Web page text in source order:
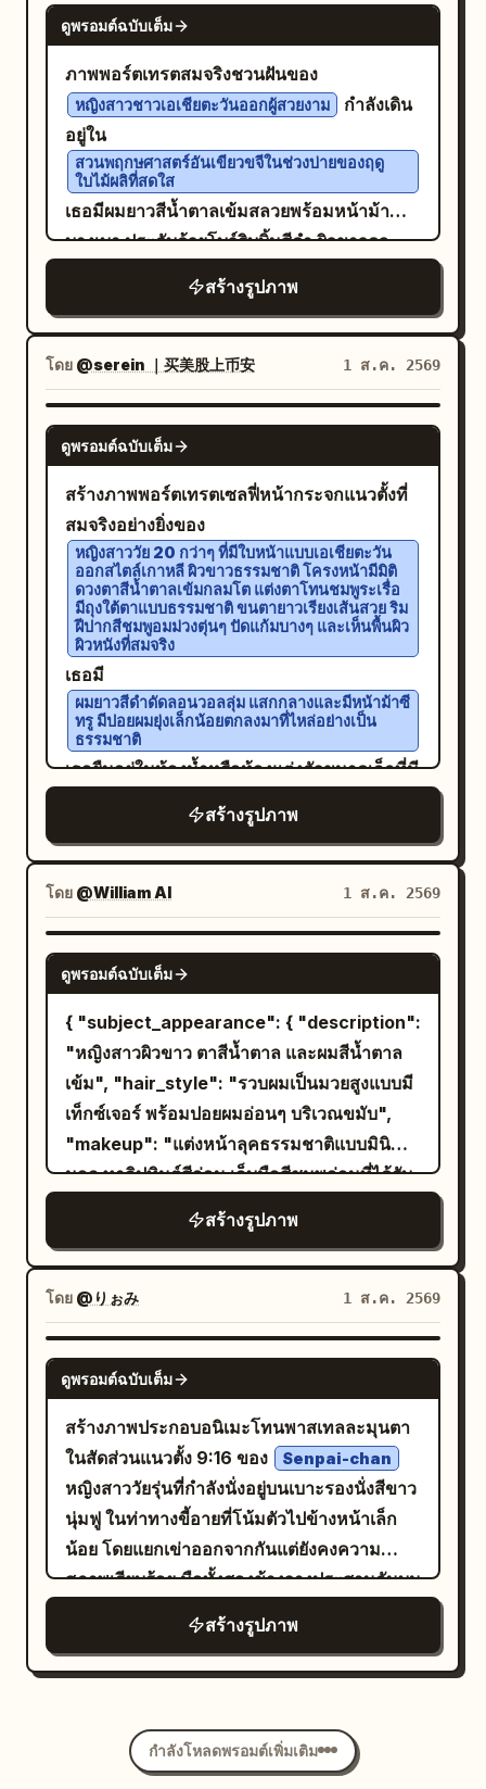
ระยะไกลจะดูนุ่มนวลขึ้น พื้นผิว/สไตล์: ภาพถ่าย
แฟชั่นรีสอร์ทแนวสมจริงความละเอียดสูง
ถ่ายทอดรายละเอียดของพื้นผิวผิวหนังที่เป็น
ธรรมชาติ เนื้อผ้าบางเบา ระบายละเอียด และ
ประกายของผิวน้ำได้อย่างแม่นยำ โทนสีสดใส
และสดชื่นโดยเน้นไปที่สีน้ำเงินสดและสีงาช้าง
นุ่มนวล คำสั่งเชิงลบ (Negative): มือหรือเท้า
ผิดรูป; การสัมผัสกันระหว่างขากับน้ำที่ไม่เป็น
ธรรมชาติ; แว่นกันแดดบิดเบี้ยว
เส้นสายที่สื่ออารมณ์และเอฟเฟกต์สีสาดแบบฉับ
พลัน พื้นผิวอะคริลิกและหมึกที่ซ้อนทับกัน สไตล์
ศิลปะแบบบรรณาธิการสมัยใหม่ ภาพพอร์ตเท
รตวิจิตรศิลป์ที่ผสมผสานกับแนวแอบสแตรก
เอ็กซ์เพรสชันนิสม์เชิงทดลอง ฝีแปรงที่มีราย
ละเอียดสูง การผสมผสานพื้นผิวแบบออร์แกนิก
เข้ากับองค์ประกอบคอลลาจดิจิทัล ภาพประกอบ
สไตล์แกลเลอรีร่วมสมัย พลังทางศิลปะที่ดิบสด
พร้อมองค์ประกอบภาพที่ถูกควบคุมอย่างลงตัว
GPT IMAGE 2
ดูพรอมต์ฉบับเต็ม
ภาพพอร์ตเทรตสมจริงชวนฝันของ
หญิงสาวชาวเอเชียตะวันออกผู้สวยงาม
กำลังเดิน
อยู่ใน
สวนพฤกษศาสตร์อันเขียวขจีในช่วงบ่ายของฤดู
ใบไม้ผลิที่สดใส
เธอมีผมยาวสีน้ำตาลเข้มสลวยพร้อมหน้าม้า
บางเบา ประดับด้วยโบว์ริบบิ้นสีดำ ผิวขาวดุจ
กระเบื้องเคลือบเปล่งประกาย ดวงตาสีน้ำตาล
อ่อน คิ้วที่ได้รูปอย่างเป็นธรรมชาติ แก้มสีระเรื่อ
และริมฝีปากสีชมพูอมส้ม เธอสวม
ชุดเดรสยาวแขนกุดลายดอกไม้สีพาสเทลทรงหลวม
พร้อมระบายลูกไม้ที่ละเอียดอ่อน
สร้อยคอโช้คเกอร์มุก ต่างหูมุกขนาดเล็ก และ
ยางรัดผมผ้าออร์แกนซ่าสีเบจโปร่งแสง ในมือถือ
กระเป๋าสานหวายที่มีเสน่ห์พร้อมหูจับประดับมุก
และรายละเอียดลูกไม้สีขาว เธอค่อยๆ ทัดผมไว้
หลังหูขณะมองออกไปไกลๆ อย่างครุ่นคิดด้วย
สีหน้าที่สงบและสง่างาม ฉากหลังประกอบด้วย
สนามหญ้าสีเขียวขจี ดอกไม้ป่าที่กำลังบาน
ต้นสนสูง เนินเขาที่อุดมสมบูรณ์ และท้องฟ้าสีฟ้า
อ่อน สร้างบรรยากาศชนบทที่เงียบสงบ แสง
ธรรมชาติที่อบอุ่น สายลมอ่อนๆ พัดผ่านเส้นผม
องค์ประกอบภาพแบบภาพยนตร์ ระยะชัดลึกตื้น
โบเก้ละมุน การถ่ายภาพด้วยกล้อง DSLR ที่
สมจริงเป็นพิเศษ สไตล์คอทเทจคอร์แบบเกาหลี
ไลฟ์สไตล์หรูหราแบบเอดิทอเรียล พอร์ตเทรต
85 มม. f/1.4, HDR, 8K, พื้นผิวผิวที่มีราย
ละเอียดสูง การปรับโทนสีพาสเทล บรรยากาศฤดู
ใบไม้ผลิที่เงียบสงบ คุณภาพการถ่ายภาพระดับ
นิตยสาร
สร้างรูปภาพ
โดย @serein ｜买美股上币安 1 ส.ค. 2569
GPT IMAGE 2
ดูพรอมต์ฉบับเต็ม
สร้างภาพพอร์ตเทรตเซลฟี่หน้ากระจกแนวตั้งที่
สมจริงอย่างยิ่งของ
หญิงสาววัย 20 กว่าๆ ที่มีใบหน้าแบบเอเชียตะวัน
ออกสไตล์เกาหลี ผิวขาวธรรมชาติ โครงหน้ามีมิติ
ดวงตาสีน้ำตาลเข้มกลมโต แต่งตาโทนชมพูระเรื่อ
มีถุงใต้ตาแบบธรรมชาติ ขนตายาวเรียงเส้นสวย ริม
ฝีปากสีชมพูอมม่วงตุ่นๆ ปัดแก้มบางๆ และเห็นพื้นผิว
ผิวหนังที่สมจริง
เธอมี
ผมยาวสีดำดัดลอนวอลลุ่ม แสกกลางและมีหน้าม้าซี
ทรู มีปอยผมยุ่งเล็กน้อยตกลงมาที่ไหล่อย่างเป็น
ธรรมชาติ
เธอยืนอยู่ในห้องน้ำหรือห้องแต่งตัวขนาดเล็กที่มี
กระจกเงา มองลงและหันไปด้านข้างเล็กน้อย
ด้วยสีหน้าสงบนิ่ง ขี้อาย และดูดีขณะถือสมาร์ท
โฟนสีขาว/เงินที่มีกล้อง 3 ตัวไว้ใกล้ใบหน้าเพื่อ
ถ่ายเซลฟี่ องค์ประกอบภาพเป็นแบบครึ่งตัว แนว
ตั้ง 4:5 ให้ความรู้สึกใกล้ชิดแบบโซเชียลมีเดีย
โทรศัพท์บังใบหน้าด้านขวาบางส่วน มือและนิ้ว
มือของเธอเห็นได้ชัดเจนพร้อมเล็บสีน้ำตาลเงา
งามและแหวนที่ดูประณีต เครื่องแต่งกาย:
เสื้อยืดคอกลมแขนสั้นสีขาวเรียบๆ
สวมไว้ใน
กางเกงเอวสูงสีขาวที่เห็นกระดุมและหูเข็มขัด
ชัดเจน เครื่องประดับประกอบด้วยไอเทม 4 ชิ้นที่
มองเห็นได้ชัดเจน ได้แก่ สร้อยคอเส้นบางพร้อมจี้
เล็กๆ แหวนทอง สร้อยข้อมือโซ่ทอง และสาย
กระเป๋าสะพายไหล่สีดำที่มีอะไหล่โลหะอยู่ทาง
ด้านขวาของเธอ พื้นหลัง: กระเบื้องโมเสกสีเบจ
และครีมสะท้อนในกระจก กรอบไม้โทนอุ่นที่
ขอบด้านซ้าย ราวแขวนผ้าขนหนูโครเมียมที่มุม
ขวาบน และข้อความเขียนด้วยลายมือจางๆ บน
กระจกว่า
พร้อมรูปหัวใจดวงเล็กๆ แสงเป็นแสงไฟในร่ม
นวล คุณภาพภาพถ่ายสมาร์ทโฟนที่สมจริง
ระยะชัดลึกแบบธรรมชาติ ไม่มีการรีทัชให้ดูเกิน
จริง ไม่มีบุคคลอื่น ไม่มีลายน้ำ และไม่มีมือหรือ
โทรศัพท์ที่บิดเบี้ยว
สร้างรูปภาพ
โดย @William AI 1 ส.ค. 2569
NANO BANANA PRO
ดูพรอมต์ฉบับเต็ม
{ "subject_appearance": { "description":
"หญิงสาวผิวขาว ตาสีน้ำตาล และผมสีน้ำตาล
เข้ม", "hair_style": "รวบผมเป็นมวยสูงแบบมี
เท็กซ์เจอร์ พร้อมปอยผมอ่อนๆ บริเวณขมับ",
"makeup": "แต่งหน้าลุคธรรมชาติแบบมินิ
มอล ทาลิปทินต์สีอ่อน เล็บมือสีชมพูอ่อนที่ได้รับ
การดูแลอย่างประณีต", "expression": "สบตา
โดยตรงกับกระจกเงา สีหน้าสงบและมั่นใจ" },
"pose": { "body_positioning": "คุกเข่าท่า
คลาน (เข่าและแขนท่อนล่างวางบนพื้นพรม)
พร้อมแอ่นหลังเล็กน้อย", "action": "ถือสมา
ร์ทโฟนสีดำด้วยมือซ้าย กำลังถ่ายเซลฟี่สะท้อน
ในกระจกแบบเต็มตัว" },
"clothing_and_styling": { "outfit_type":
"ชุดออกกำลังกายแบบสองชิ้น", "top": "เสื้อ
แขนสั้นสีขาวออฟไวท์เข้ารูป คอคว้านลึกและมี
ขอบเอวสูงแบบมีร่อง", "bottom": "กางเกงเลก
กิ้งออกกำลังกายเอวสูงสีขาวออฟไวท์เข้าชุด
กัน", "style": "สไตล์แอทเลเชอร์
(Athleisure) ทันสมัย เน้นรูปร่าง" },
"environment": { "setting": "ห้องลอง
เสื้อผ้าหรือพื้นที่แต่งตัวในร่ม", "floor": "พรมปู
ธรรมชาติ พร้อมมือจับประตูสีเงินปัดเงาทัน
สร้างรูปภาพ
โดย @りぉみ 1 ส.ค. 2569
GPT IMAGE 2
ดูพรอมต์ฉบับเต็ม
สร้างภาพประกอบอนิเมะโทนพาสเทลละมุนตา
ในสัดส่วนแนวตั้ง 9:16 ของ
Senpai-chan
หญิงสาววัยรุ่นที่กำลังนั่งอยู่บนเบาะรองนั่งสีขาว
นุ่มฟู ในท่าทางขี้อายที่โน้มตัวไปข้างหน้าเล็ก
น้อย โดยแยกเข่าออกจากกันแต่ยังคงความ
สุภาพเรียบร้อย มือทั้งสองข้างวางประสานกันบน
เบาะด้านหน้า เธอมีผมสั้นทรงบ๊อบสี
พร้อมผมหน้าม้าที่ล้อมกรอบใบหน้า ติดกิ๊บเล็กๆ
ที่ด้านข้าง ดวงตากลมโตสีเทาอมม่วง สวม
เขินอายเล็กน้อยราวกับเพิ่งตื่นนอน สวมชุดเมด
ระบายสีขาวดำที่มีรายละเอียดครบถ้วน โดยต้อง
สร้างรูปภาพ
กำลังโหลดพรอมต์เพิ่มเติม